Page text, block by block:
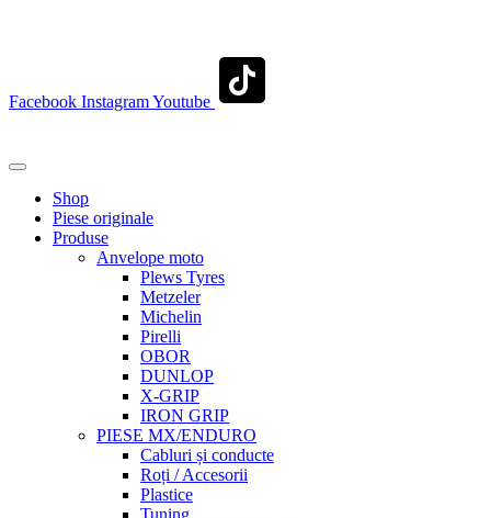
Facebook InstagramYoutube
Shop
Piese originale
Produse
Anvelope moto
Plews Tyres
Metzeler
Michelin
Pirelli
OBOR
DUNLOP
X-GRIP
IRON GRIP
PIESE MX/ENDURO
Cabluri și conducte
Roți / Accesorii
Plastice
Tuning